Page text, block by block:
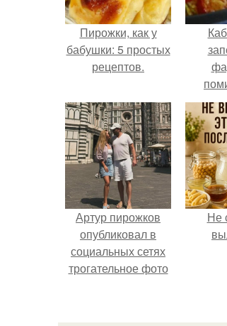
Пирожки, как у
бабушки: 5 простых
рецептов.
Артур пирожков
опубликовал в
социальных сетях
трогательное фото
сделанное во
Не